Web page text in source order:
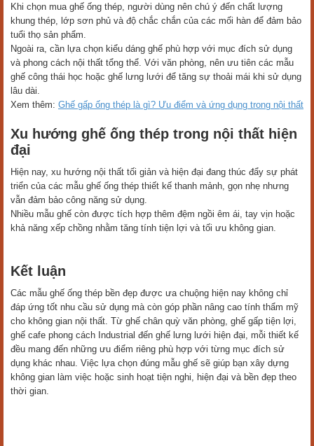
Khi chọn mua ghế ống thép, người dùng nên chú ý đến chất lượng
khung thép, lớp sơn phủ và độ chắc chắn của các mối hàn để đảm bảo
tuổi thọ sản phẩm.
Ngoài ra, cần lựa chọn kiểu dáng ghế phù hợp với mục đích sử dụng
và phong cách nội thất tổng thể. Với văn phòng, nên ưu tiên các mẫu
ghế công thái học hoặc ghế lưng lưới để tăng sự thoải mái khi sử dụng
lâu dài.
Xem thêm: Ghế gấp ống thép là gì? Ưu điểm và ứng dụng trong nội thất
Xu hướng ghế ống thép trong nội thất hiện
đại
Hiện nay, xu hướng nội thất tối giản và hiện đại đang thúc đẩy sự phát
triển của các mẫu ghế ống thép thiết kế thanh mảnh, gọn nhẹ nhưng
vẫn đảm bảo công năng sử dụng.
Nhiều mẫu ghế còn được tích hợp thêm đệm ngồi êm ái, tay vịn hoặc
khả năng xếp chồng nhằm tăng tính tiện lợi và tối ưu không gian.
Kết luận
Các mẫu ghế ống thép bền đẹp được ưa chuộng hiện nay không chỉ
đáp ứng tốt nhu cầu sử dụng mà còn góp phần nâng cao tính thẩm mỹ
cho không gian nội thất. Từ ghế chân quỳ văn phòng, ghế gấp tiện lợi,
ghế cafe phong cách Industrial đến ghế lưng lưới hiện đại, mỗi thiết kế
đều mang đến những ưu điểm riêng phù hợp với từng mục đích sử
dụng khác nhau. Việc lựa chọn đúng mẫu ghế sẽ giúp bạn xây dựng
không gian làm việc hoặc sinh hoạt tiện nghi, hiện đại và bền đẹp theo
thời gian.